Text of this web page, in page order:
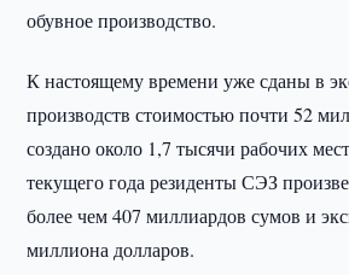
обувное производство.
К настоящему времени уже сданы в
производств стоимостью почти 52
создано около 1,7 тысячи рабочих
текущего года резиденты СЭЗ
более чем 407 миллиардов сумов и
миллиона долларов.